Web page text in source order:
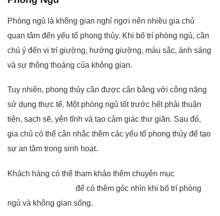
Phòng ngủ là không gian nghỉ ngơi nên nhiều gia chủ
quan tâm đến yếu tố phong thủy. Khi bố trí phòng ngủ, cần
chú ý đến vị trí giường, hướng giường, màu sắc, ánh sáng
và sự thông thoáng của không gian.
Tuy nhiên, phong thủy cần được cân bằng với công năng
sử dụng thực tế. Một phòng ngủ tốt trước hết phải thuận
tiện, sạch sẽ, yên tĩnh và tạo cảm giác thư giãn. Sau đó,
gia chủ có thể cân nhắc thêm các yếu tố phong thủy để tạo
sự an tâm trong sinh hoạt.
Khách hàng có thể tham khảo thêm chuyên mục
để có thêm góc nhìn khi bố trí phòng
ngủ và không gian sống.